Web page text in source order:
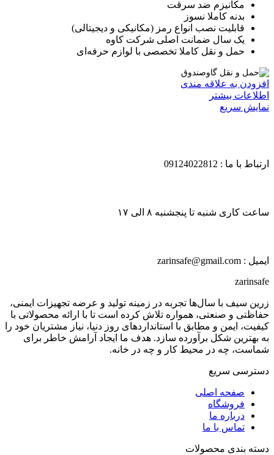
مکانیزم ضد سرقت
بدنه کاملا نسوز
قابلیت نصب انواع رمز (مکانیکی و دیجیتالی)
یک سال ضمانت اصلی شرکت کاوه
حمل و نقل کاملا تخصصی با لوازم حرفه‌ای
افزودن به علاقه مندی
اطلاعات بیشتر
نمایش سریع
ارتباط با ما : 09124022812
ساعت کاری شنبه تا پنجشنبه ۸ الی ۱۷
ایمیل : zarinsafe@gmail.com
zarinsafe
زرین سیف با سال‌ها تجربه در زمینه تولید و عرضه تجهیزات ایمنی،
حفاظتی و صنعتی، همواره تلاش کرده است تا با ارائه محصولاتی با
کیفیت، ایمن و مطابق با استانداردهای روز دنیا، نیاز مشتریان خود را
به بهترین شکل برآورده سازد. هدف ما ایجاد آرامش خاطر برای
شماست، چه در محیط کار و چه در خانه.
دسترسی سریع
صفحه اصلی
فروشگاه
درباره ما
تماس با ما
دسته بندی محصولات